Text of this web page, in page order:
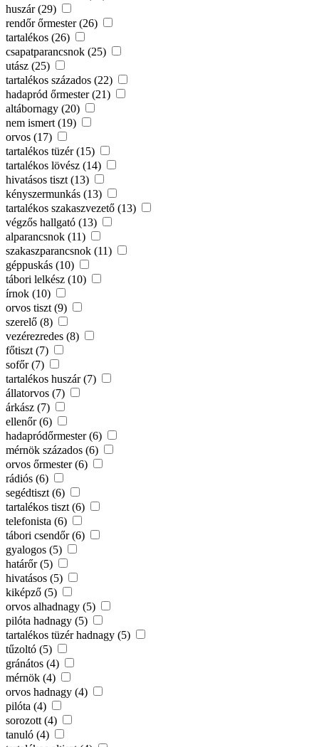
huszár (29)
rendőr őrmester (26)
tartalékos (26)
csapatparancsnok (25)
utász (25)
tartalékos százados (22)
hadapród őrmester (21)
altábornagy (20)
nem ismert (19)
orvos (17)
tartalékos tüzér (15)
tartalékos lövész (14)
hivatásos tiszt (13)
kényszermunkás (13)
tartalékos szakaszvezető (13)
végzős hallgató (13)
alparancsnok (11)
szakaszparancsnok (11)
géppuskás (10)
tábori lelkész (10)
írnok (10)
orvos tiszt (9)
szerelő (8)
vezérezredes (8)
főtiszt (7)
sofőr (7)
tartalékos huszár (7)
állatorvos (7)
árkász (7)
ellenőr (6)
hadapródőrmester (6)
mérnök százados (6)
orvos őrmester (6)
rádiós (6)
segédtiszt (6)
tartalékos tiszt (6)
telefonista (6)
tábori csendőr (6)
gyalogos (5)
határőr (5)
hivatásos (5)
kiképző (5)
orvos alhadnagy (5)
pilóta hadnagy (5)
tartalékos tüzér hadnagy (5)
tűzoltó (5)
gránátos (4)
mérnök (4)
orvos hadnagy (4)
pilóta (4)
sorozott (4)
tanuló (4)